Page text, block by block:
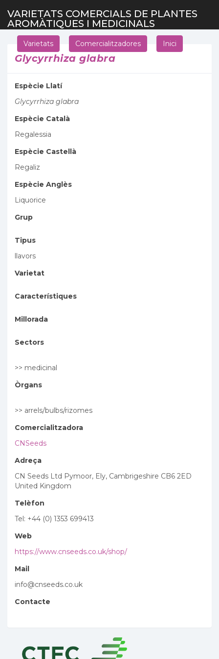
VARIETATS COMERCIALS DE PLANTES
AROMÀTIQUES I MEDICINALS
Varietats Comercialitzadores Inici
Glycyrrhiza glabra
Espècie Llatí
Glycyrrhiza glabra
Espècie Català
Regalessia
Espècie Castellà
Regaliz
Espècie Anglès
Liquorice
Grup
Tipus
llavors
Varietat
Característiques
Millorada
Sectors
>> medicinal
Òrgans
>> arrels/bulbs/rizomes
Comercialitzadora
CNSeeds
Adreça
CN Seeds Ltd Pymoor, Ely, Cambrigeshire CB6 2ED
United Kingdom
Telèfon
Tel: +44 (0) 1353 699413
Web
https://www.cnseeds.co.uk/shop/
Mail
info@cnseeds.co.uk
Contacte